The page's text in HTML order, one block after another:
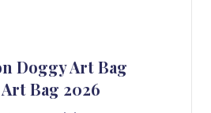
Doggy Art Bag
Bag 2026